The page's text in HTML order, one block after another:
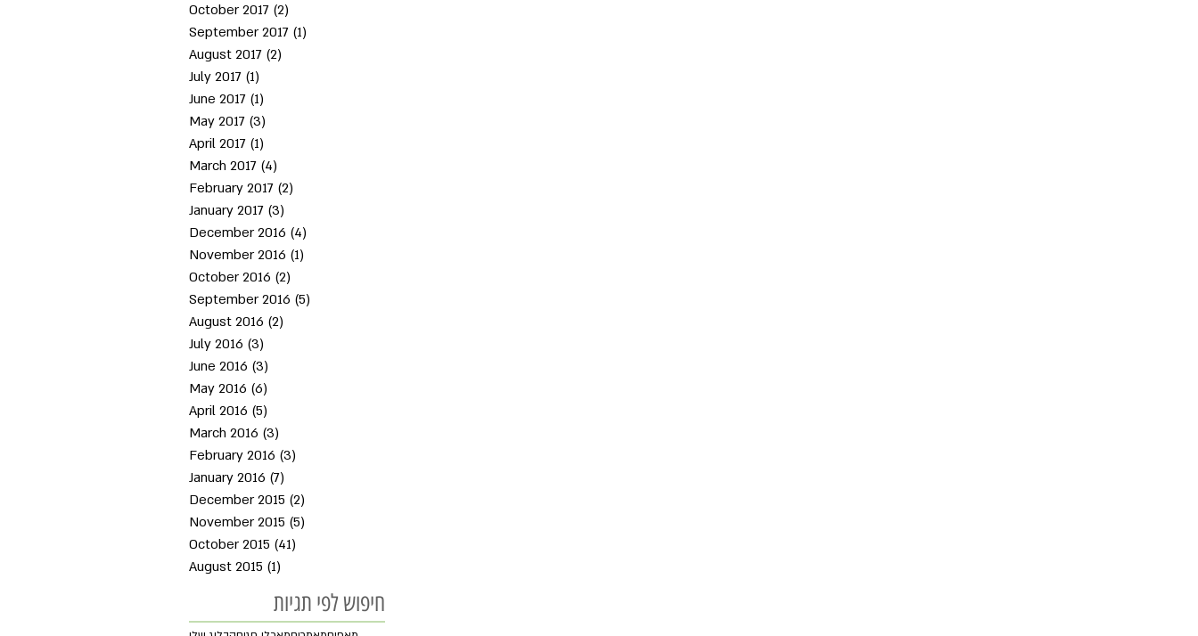
October 2017 (2)
September 2017 (1)
August 2017 (2)
July 2017 (1)
June 2017 (1)
May 2017 (3)
April 2017 (1)
March 2017 (4)
February 2017 (2)
January 2017 (3)
December 2016 (4)
November 2016 (1)
October 2016 (2)
September 2016 (5)
August 2016 (2)
July 2016 (3)
June 2016 (3)
May 2016 (6)
April 2016 (5)
March 2016 (3)
February 2016 (3)
January 2016 (7)
December 2015 (2)
November 2015 (5)
October 2015 (41)
August 2015 (1)
חיפוש לפי תגיות